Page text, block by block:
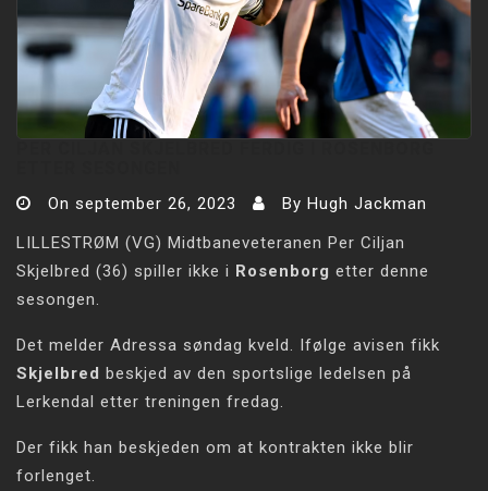
On september 26, 2023 By Hugh Jackman
LILLESTRØM (VG) Midtbaneveteranen Per Ciljan
Skjelbred (36) spiller ikke i Rosenborg etter denne
sesongen.
Det melder Adressa søndag kveld. Ifølge avisen fikk
Skjelbred beskjed av den sportslige ledelsen på
Lerkendal etter treningen fredag.
Der fikk han beskjeden om at kontrakten ikke blir
forlenget.